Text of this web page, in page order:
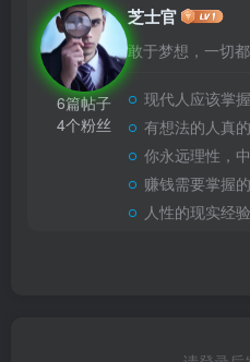
6篇帖子
4个粉丝
芝士官
敢于梦想，一切
现代人应该掌
有想法的人真
你永远理性，
赚钱需要掌握
人性的现实经